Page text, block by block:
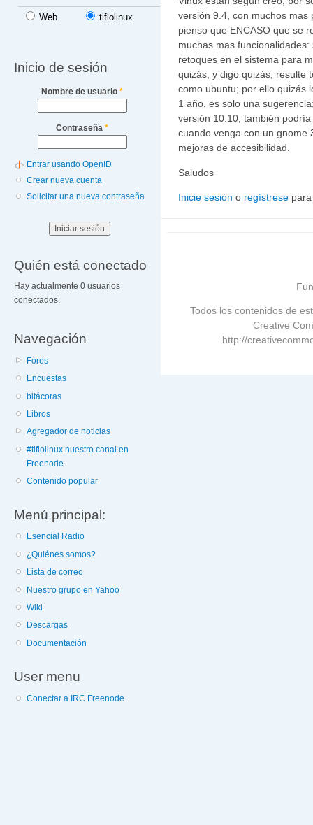
Web tiflolinux
Inicio de sesión
Nombre de usuario *
Contraseña *
Entrar usando OpenID
Crear nueva cuenta
Solicitar una nueva contraseña
Quién está conectado
Hay actualmente 0 usuarios
conectados.
Navegación
Foros
Encuestas
bitácoras
Libros
Agregador de noticias
#tiflolinux nuestro canal en
Freenode
Contenido popular
Menú principal:
Esencial Radio
¿Quiénes somos?
Lista de correo
Nuestro grupo en Yahoo
Wiki
Descargas
Documentación
User menu
Conectar a IRC Freenode
versión 9.4, con muchos
pienso que ENCASO que se
muchas mas
retoques en el sistema para
quizás, y digo quizás, resulte
como ubuntu; por ello quizás
1 año, es solo una
versión 10.10, también
cuando venga con un gnome
mejoras de accesibilidad.
Saludos
Inicie sesión o regístrese
Todos los contenidos de
Creative
http://